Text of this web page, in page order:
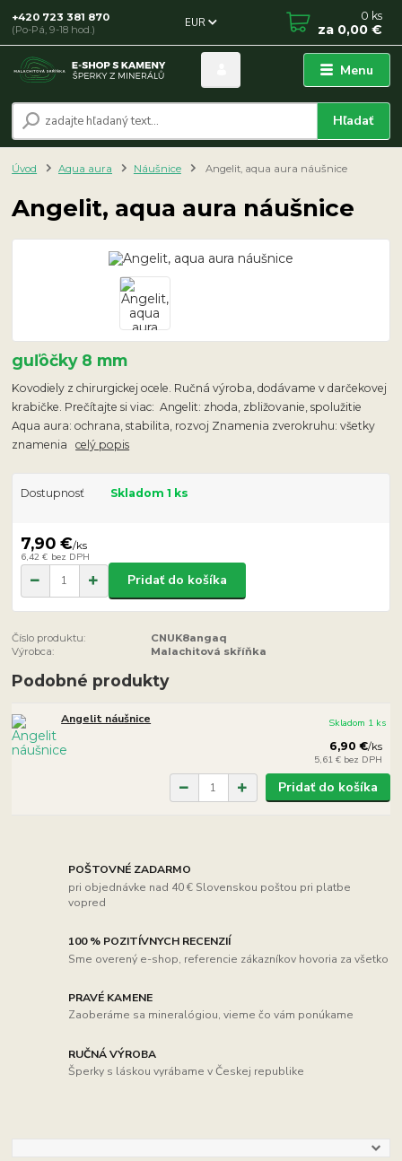
Menu
EUR
Hľadať
+420 723 381 870
(Po-Pá, 9-18 hod.)
0 ks
za 0,00 €
Úvod Aqua aura Náušnice Angelit, aqua aura náušnice
Angelit, aqua aura náušnice
guľôčky 8 mm
Kovodiely z chirurgickej ocele. Ručná výroba, dodávame v darčekovej
krabičke. Prečítajte si viac: Angelit: zhoda, zbližovanie, spolužitie
Aqua aura: ochrana, stabilita, rozvoj Znamenia zverokruhu: všetky
znameniacelý popis
Dostupnosť Skladom 1 ks
7,90 €/ks
6,42 € bez DPH
Pridať do košíka
Číslo produktu:
CNUK8angaq
Výrobca:
Malachitová skříňka
Podobné produkty
Angelit náušnice
6,90 €/ks
5,61 € bez DPH
Skladom 1 ks
Pridať do košíka
POŠTOVNÉ ZADARMO
pri objednávke nad 40 € Slovenskou poštou pri platbe
vopred
100 % POZITÍVNYCH RECENZIÍ
Sme overený e-shop, referencie zákazníkov hovoria za všetko
PRAVÉ KAMENE
Zaoberáme sa mineralógiou, vieme čo vám ponúkame
RUČNÁ VÝROBA
Šperky s láskou vyrábame v Českej republike